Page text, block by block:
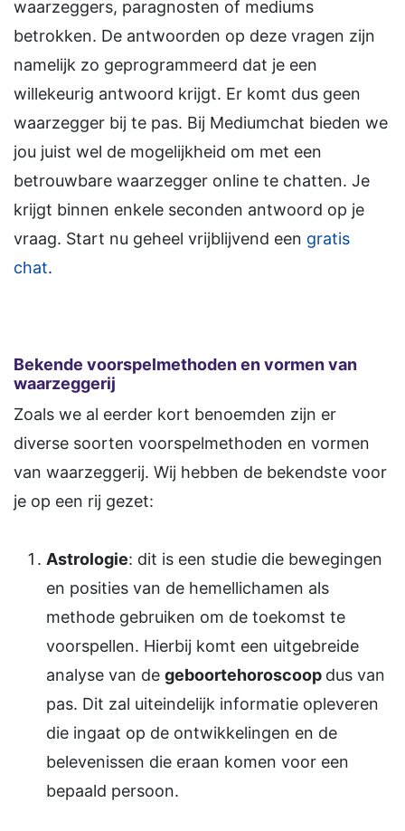
waarzeggers, paragnosten of mediums
betrokken. De antwoorden op deze vragen zijn
namelijk zo geprogrammeerd dat je een
willekeurig antwoord krijgt. Er komt dus geen
waarzegger bij te pas. Bij Mediumchat bieden we
jou juist wel de mogelijkheid om met een
betrouwbare waarzegger online te chatten. Je
krijgt binnen enkele seconden antwoord op je
vraag. Start nu geheel vrijblijvend een gratis
chat.
Bekende voorspelmethoden en vormen van
waarzeggerij
Zoals we al eerder kort benoemden zijn er
diverse soorten voorspelmethoden en vormen
van waarzeggerij. Wij hebben de bekendste voor
je op een rij gezet:
Astrologie: dit is een studie die bewegingen
en posities van de hemellichamen als
methode gebruiken om de toekomst te
voorspellen. Hierbij komt een uitgebreide
analyse van de geboortehoroscoop dus van
pas. Dit zal uiteindelijk informatie opleveren
die ingaat op de ontwikkelingen en de
belevenissen die eraan komen voor een
bepaald persoon.